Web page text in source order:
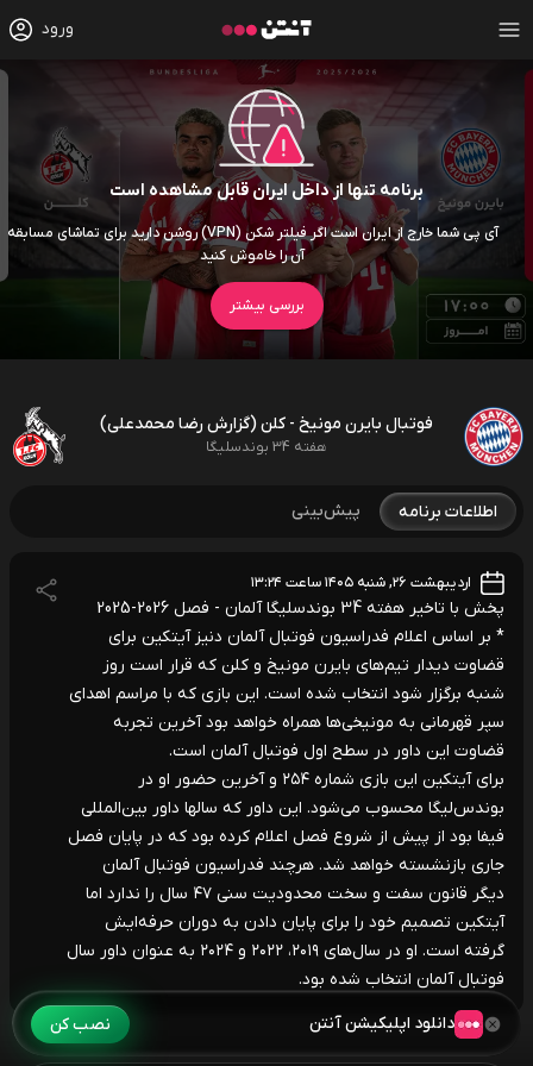
ورود
برنامه تنها از داخل ایران قابل مشاهده است
آی پی شما خارج از ایران است اگر فیلتر شکن (VPN) روشن دارید برای تماشای مسابقه
آن را خاموش کنید
بررسی بیشتر
فوتبال بایرن مونیخ - کلن (گزارش رضا محمدعلی)
هفته 34 بوندسلیگا
اطلاعات برنامه پیش‌بینی
اردیبهشت ۲۶, شنبه ۱۴۰۵ ساعت ۱۳:۲۴
پخش با تاخیر هفته 34 بوندسلیگا آلمان - فصل 2026-2025
* بر اساس اعلام فدراسیون فوتبال آلمان دنیز آیتکین برای
قضاوت دیدار تیم‌های بایرن مونیخ و کلن که قرار است روز
شنبه برگزار شود انتخاب شده است. این بازی که با مراسم اهدای
سپر قهرمانی به مونیخی‌ها همراه خواهد بود آخرین تجربه
قضاوت این داور در سطح اول فوتبال آلمان است.
برای آیتکین این بازی شماره ۲۵۴ و آخرین حضور او در
بوندس‌لیگا محسوب می‌شود. این داور که سالها داور بین‌المللی
فیفا بود از پیش از شروع فصل اعلام کرده بود که در پایان فصل
جاری بازنشسته خواهد شد. هرچند فدراسیون فوتبال آلمان
دیگر قانون سفت و سخت محدودیت سنی ۴۷ سال را ندارد اما
آیتکین تصمیم خود را برای پایان دادن به دوران حرفه‌ایش
گرفته است. او در سال‌های ۲۰۱۹، ۲۰۲۲ و ۲۰۲۴ به عنوان داور سال
فوتبال آلمان انتخاب شده بود.
دانلود اپلیکیشن آنتن
نصب کن